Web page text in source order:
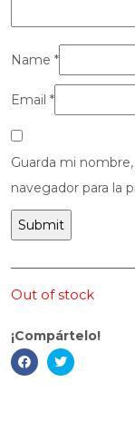
Name *
Email *
Guarda mi
navegador para la
Out of stock
¡Compártelo!